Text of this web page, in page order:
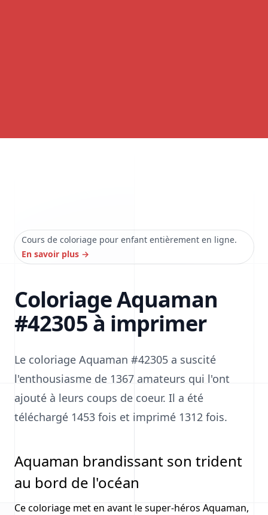
Cours de coloriage pour enfant entièrement en ligne.
En savoir plus →
Coloriage Aquaman
#42305 à imprimer
Le coloriage Aquaman #42305 a suscité
l'enthousiasme de 1367 amateurs qui l'ont
ajouté à leurs coups de coeur. Il a été
téléchargé 1453 fois et imprimé 1312 fois.
Aquaman brandissant son trident
au bord de l'océan
Ce coloriage met en avant le super-héros Aquaman,